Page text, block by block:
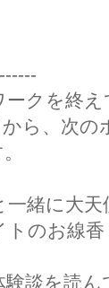
クを終え
ら、次の
緒に大
トのお線
談を読